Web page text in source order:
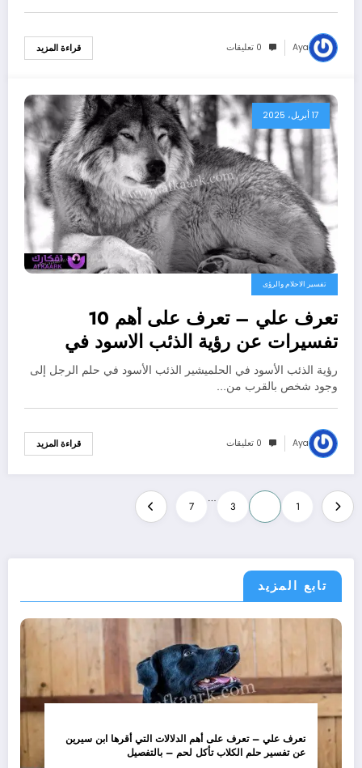
Aya 0 تعليقات قراءة المزيد
17 أبريل، 2025
تفسير الاحلام والرؤى
تعرف علي – تعرف على أهم 10
تفسيرات عن رؤية الذئب الاسود في
المنام عند ابن سيرين – بالتفصيل
رؤية الذئب الأسود في الحلميشير الذئب الأسود في حلم الرجل إلى
وجود شخص بالقرب من…
Aya 0 تعليقات قراءة المزيد
تعدد
صفحات
المقالات
1
3
…
7
تابع المزيد
تعرف علي – تعرف على أهم الدلالات التي أقرها ابن سيرين
عن تفسير حلم الكلاب تأكل لحم – بالتفصيل